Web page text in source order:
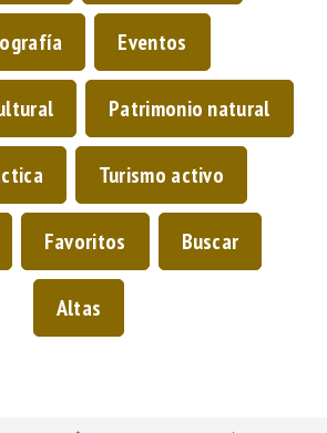
Eventos
Patrimonio natural
Turismo activo
Favoritos Buscar
Altas